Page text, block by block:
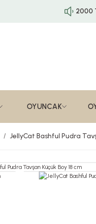
2000
OYUNCAK
JellyCat Bashful Pudra